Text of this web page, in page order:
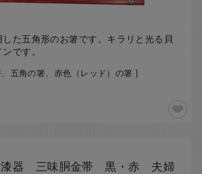
た五角形のお箸です。キラリと光る貝
です。
五角の箸、赤色（レッド）の箸 ]
漆器 三味胴金帯 黒・赤 夫婦